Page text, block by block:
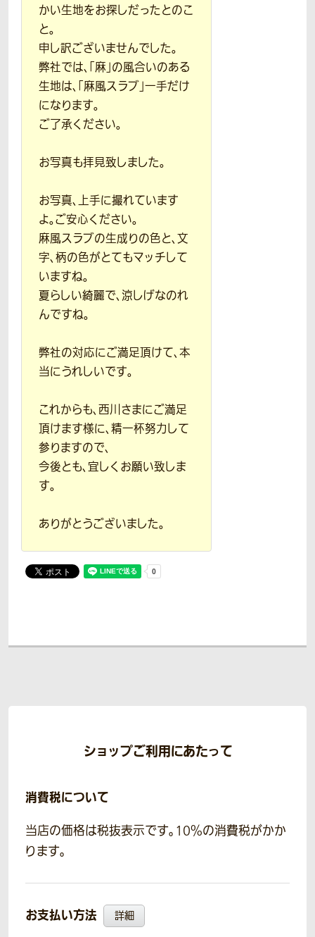
かい生地をお探しだったとのこ
と。
申し訳ございませんでした。
弊社では、「麻」の風合いのある
生地は、「麻風スラブ」一手だけ
になります。
ご了承ください。
お写真も拝見致しました。
お写真、上手に撮れています
よ。ご安心ください。
麻風スラブの生成りの色と、文
字、柄の色がとてもマッチして
いますね。
夏らしい綺麗で、涼しげなのれ
んですね。
弊社の対応にご満足頂けて、本
当にうれしいです。
これからも、西川さまにご満足
頂けます様に、精一杯努力して
参りますので、
今後とも、宜しくお願い致しま
す。
ありがとうございました。
ショップご利用にあたって
消費税について
当店の価格は税抜表示です。10％の消費税がかか
ります。
お支払い方法 詳細